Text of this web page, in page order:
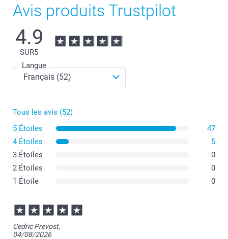
Avis produits Trustpilot
4.9
SUR5
Langue
Tous les avis (52)
5 Étoiles
47
4 Étoiles
5
3 Étoiles
0
2 Étoiles
0
1 Étoile
0
Cedric Prevost,
04/08/2026